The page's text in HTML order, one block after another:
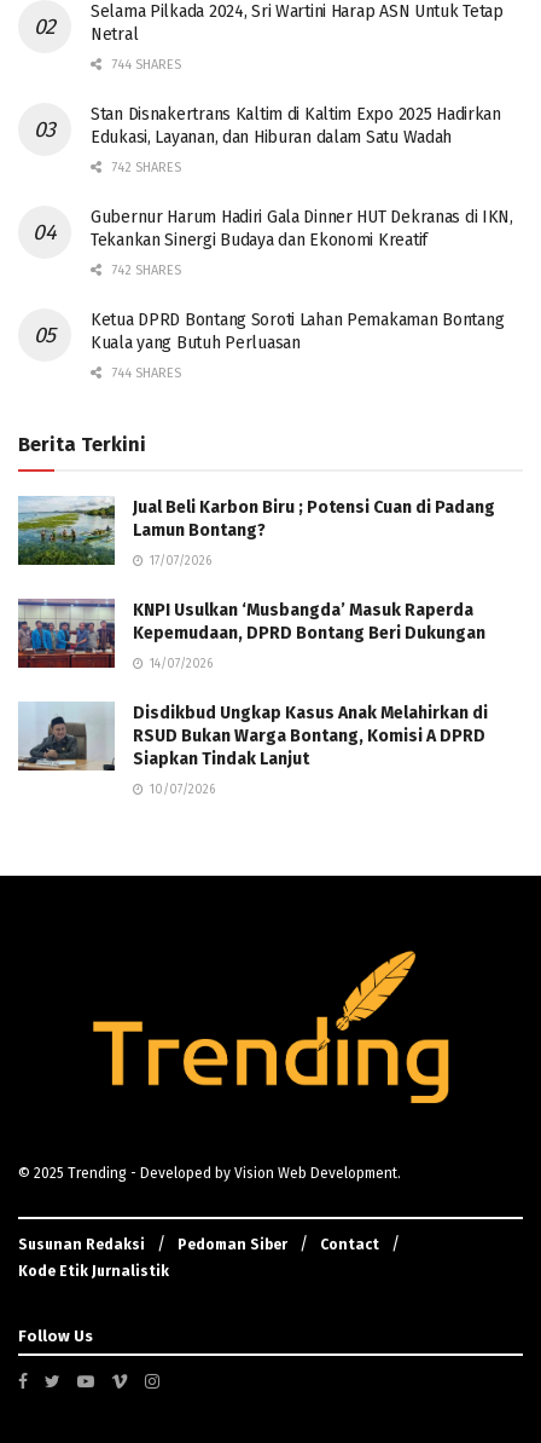
Selama Pilkada 2024, Sri Wartini Harap ASN Untuk Tetap
Netral
744 SHARES
Stan Disnakertrans Kaltim di Kaltim Expo 2025 Hadirkan
Edukasi, Layanan, dan Hiburan dalam Satu Wadah
742 SHARES
Gubernur Harum Hadiri Gala Dinner HUT Dekranas di IKN,
Tekankan Sinergi Budaya dan Ekonomi Kreatif
742 SHARES
Ketua DPRD Bontang Soroti Lahan Pemakaman Bontang
Kuala yang Butuh Perluasan
744 SHARES
Berita Terkini
Jual Beli Karbon Biru ; Potensi Cuan di Padang
Lamun Bontang?
17/07/2026
KNPI Usulkan ‘Musbangda’ Masuk Raperda
Kepemudaan, DPRD Bontang Beri Dukungan
14/07/2026
Disdikbud Ungkap Kasus Anak Melahirkan di
RSUD Bukan Warga Bontang, Komisi A DPRD
Siapkan Tindak Lanjut
10/07/2026
© 2025 Trending - Developed by Vision Web Development.
Susunan Redaksi Pedoman Siber
Contact
Kode Etik Jurnalistik
Follow Us